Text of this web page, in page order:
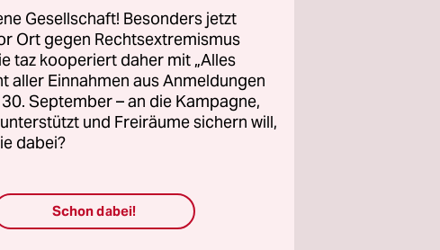
und von
warnten sie
abzielen,
und
Gesellschaft! Besonders jetzt
Ort gegen Rechtsextremismus
taz kooperiert daher mit „Alles
aller Einnahmen aus Anmeldungen
September – an die Kampagne,
und Freiräume sichern will,
dabei?
Schon dabei!